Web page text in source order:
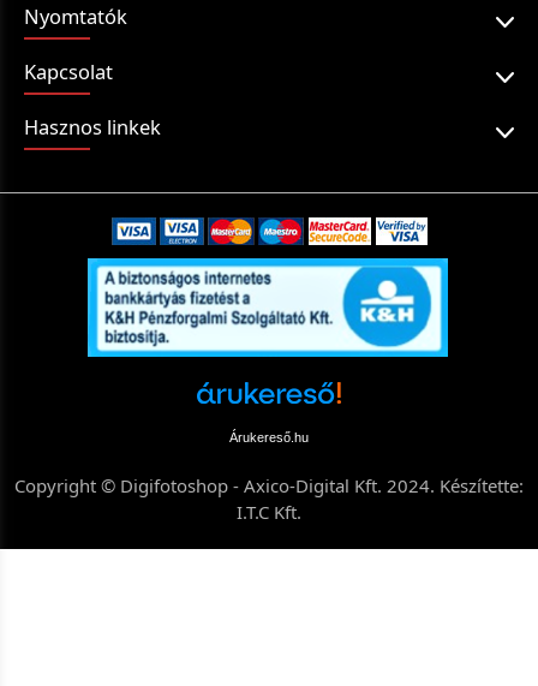
Nyomtatók
Kapcsolat
Hasznos linkek
Árukereső.hu
Copyright © Digifotoshop - Axico-Digital Kft. 2024. Készítette:
I.T.C Kft.